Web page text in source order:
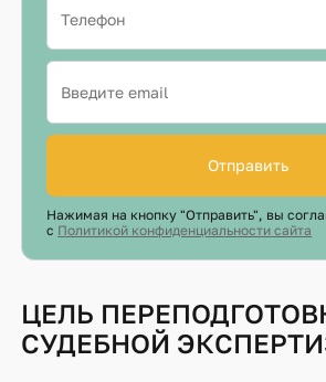
Отправить
Нажимая на кнопку "Отправить", вы
с Политикой конфиденциальности сайта
ЦЕЛЬ
СУДЕБНОЙ